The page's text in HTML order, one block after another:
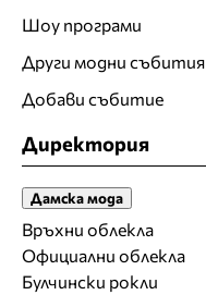
Шоу програми
Други модни събития
Добави събитие
Директория
Дамска мода
Връхни облекла
Официални облекла
Булчински рокли